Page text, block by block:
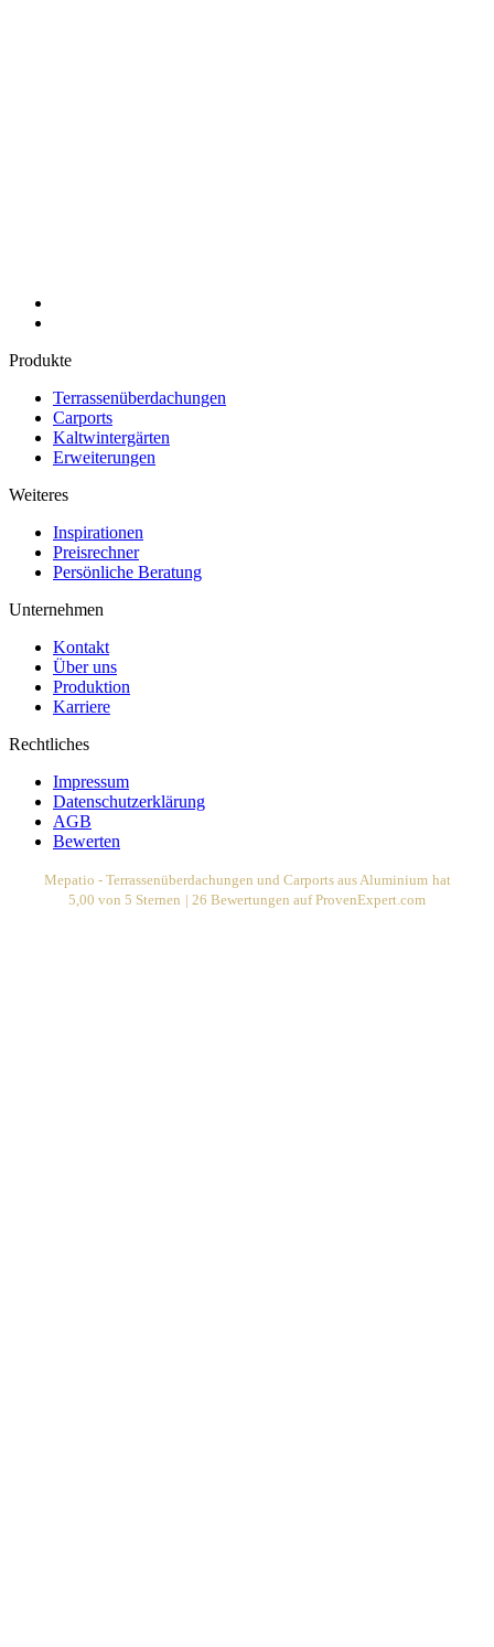
Produkte
Terrassenüberdachungen
Carports
Kaltwintergärten
Erweiterungen
Weiteres
Inspirationen
Preisrechner
Persönliche Beratung
Unternehmen
Kontakt
Über uns
Produktion
Karriere
Rechtliches
Impressum
Datenschutzerklärung
AGB
Bewerten
Mepatio - Terrassenüberdachungen und Carports aus Aluminium hat
5,00 von 5 Sternen | 26 Bewertungen auf ProvenExpert.com